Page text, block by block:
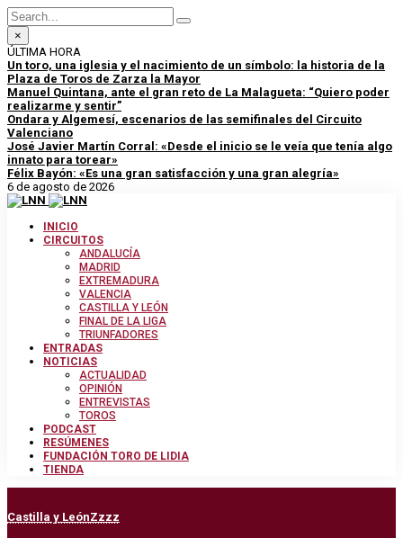
×
ÚLTIMA HORA
Un toro, una iglesia y el nacimiento de un símbolo: la historia de la
Plaza de Toros de Zarza la Mayor
Manuel Quintana, ante el gran reto de La Malagueta: “Quiero poder
realizarme y sentir”
Ondara y Algemesí, escenarios de las semifinales del Circuito
Valenciano
José Javier Martín Corral: «Desde el inicio se le veía que tenía algo
innato para torear»
Félix Bayón: «Es una gran satisfacción y una gran alegría»
6 de agosto de 2026
INICIO
CIRCUITOS
ANDALUCÍA
MADRID
EXTREMADURA
VALENCIA
CASTILLA Y LEÓN
FINAL DE LA LIGA
TRIUNFADORES
ENTRADAS
NOTICIAS
ACTUALIDAD
OPINIÓN
ENTREVISTAS
TOROS
PODCAST
RESÚMENES
FUNDACIÓN TORO DE LIDIA
TIENDA
Castilla y LeónZzzz